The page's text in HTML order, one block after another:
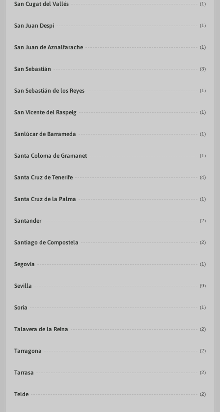
San Cugat del Vallés (1)
San Juan Despi (1)
San Juan de Aznalfarache (1)
San Sebastián (3)
San Sebastián de los Reyes (1)
San Vicente del Raspeig (1)
Sanlúcar de Barrameda (1)
Santa Coloma de Gramanet (1)
Santa Cruz de Tenerife (4)
Santa Cruz de la Palma (1)
Santander (2)
Santiago de Compostela (2)
Segovia (1)
Sevilla (9)
Soria (1)
Talavera de la Reina (2)
Tarragona (2)
Tarrasa (2)
Telde (2)